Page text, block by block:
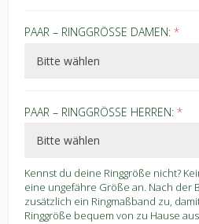
PAAR – RINGGRÖSSE DAMEN: *
PAAR – RINGGRÖSSE HERREN: *
Kennst du deine Ringgröße nicht?
eine ungefähre Größe an. Nach der
zusätzlich ein Ringmaßband zu,
Ringgröße bequem von zu Hause